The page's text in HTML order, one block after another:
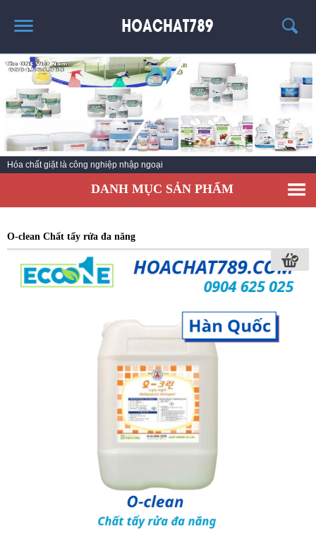
TRANG CHỦ
SẢN PHẨM HÓT
THÔNG TIN VỀ HÓA CHẤT
TIN TỨC
SẢN PHẨM
Hóa chất giặt là công nghiệp nhập ngoại
DANH MỤC SẢN PHẨM
O-clean Chất tẩy rửa đa năng